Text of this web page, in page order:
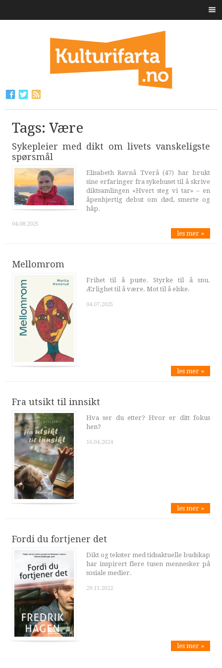
Tags: Være
Sykepleier med dikt om livets vanskeligste
spørsmål
Elisabeth Ravnå Tverå (47) har brukt
sine erfaringer fra sykehuset til å skrive
diktsamlingen «Hvert steg vi tar» – en
åpenhjertig debut om død, smerte og
håp.
04.08.2025
les mer »
Mellomrom
Frihet til å puste. Styrke til å snu.
Ærlighet til å være. Mot til å elske.
04.07.2025
les mer »
Fra utsikt til innsikt
Hva ser du etter? Hvor er ditt fokus
hen?
16.04.2024
les mer »
Fordi du fortjener det
Dikt og tekster med tidsaktuelle budskap
har inspirert flere tusen mennesker på
sosiale medier.
29.11.2022
les mer »